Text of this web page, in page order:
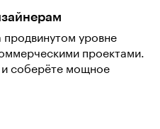
уровне
проектами.
соберёте мощное